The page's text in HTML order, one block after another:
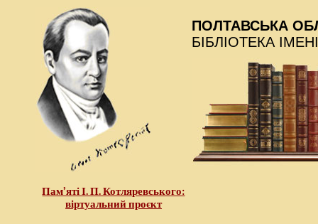
Пам’яті І. П. Котляревського:
віртуальний проєкт
ПОЛТАВСЬКА
БІБЛІОТЕКА